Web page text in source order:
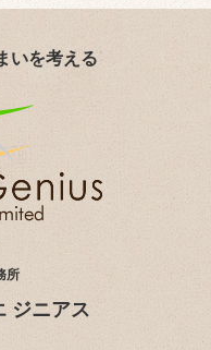
いを考える
所
ジニアス